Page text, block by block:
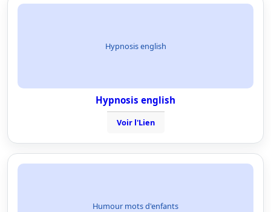
Hypnosis english
Hypnosis english
Voir l'Lien
Humour mots d'enfants